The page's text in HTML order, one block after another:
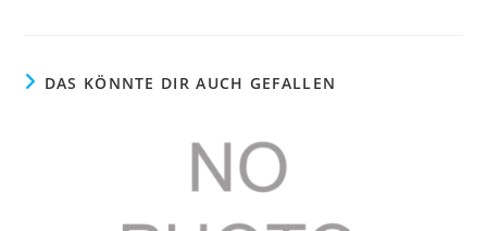
DAS KÖNNTE DIR AUCH GEFALLEN